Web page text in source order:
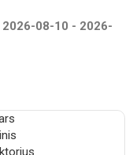
2026-08-10 - 2026-